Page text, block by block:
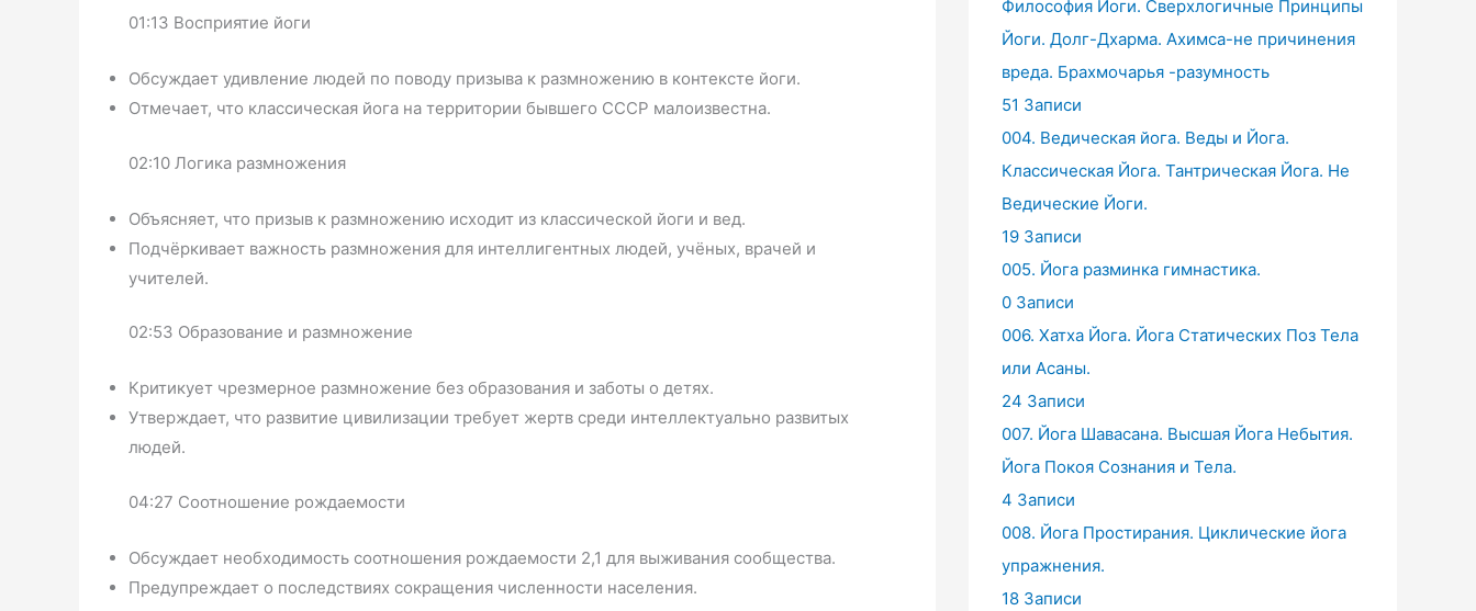
01:13 Восприятие йоги
Обсуждает удивление людей по поводу призыва к размножению в контексте йоги.
Отмечает, что классическая йога на территории бывшего СССР малоизвестна.
02:10 Логика размножения
Объясняет, что призыв к размножению исходит из классической йоги и вед.
Подчёркивает важность размножения для интеллигентных людей, учёных, врачей и
учителей.
02:53 Образование и размножение
Критикует чрезмерное размножение без образования и заботы о детях.
Утверждает, что развитие цивилизации требует жертв среди интеллектуально развитых
людей.
04:27 Соотношение рождаемости
Обсуждает необходимость соотношения рождаемости 2,1 для выживания сообщества.
Предупреждает о последствиях сокращения численности населения.
Философия Йоги. Сверхлогичные Принципы
Йоги. Долг-Дхарма. Ахимса-не причинения
вреда. Брахмочарья -разумность
51 Записи
004. Ведическая йога. Веды и Йога.
Классическая Йога. Тантрическая Йога. Не
Ведические Йоги.
19 Записи
005. Йога разминка гимнастика.
0 Записи
006. Хатха Йога. Йога Статических Поз Тела
или Асаны.
24 Записи
007. Йога Шавасана. Высшая Йога Небытия.
Йога Покоя Сознания и Тела.
4 Записи
008. Йога Простирания. Циклические йога
упражнения.
18 Записи